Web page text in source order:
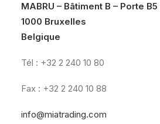
MABRU – Bâtiment B – Porte B5
1000 Bruxelles
Belgique
Tél : +32 2 240 10 80
Fax : +32 2 240 10 88
info@miatrading.com